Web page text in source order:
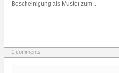
Bescheinigung als Muster zum...
1 comments